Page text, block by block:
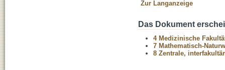
Zur Langanzeige
Das Dokument
4 Medizinische
7 Mathematisch-
8 Zentrale,